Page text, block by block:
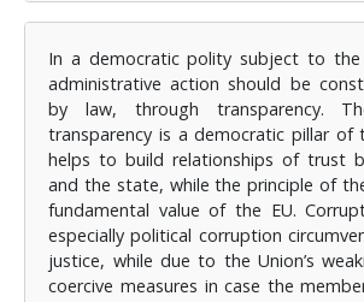
τελικά στον εκφυλισμό του ίδιου
συστήματος. Η πολιτική διαφθορά
αποτυπώνεται στη λεγόμενη
ισχυρών και συμβαδίζει με
«παρέκκλισης των ελίτ». Ο
είναι η διαφθορά, που τους παρέχει
νομιμοποίηση. Η αθέμιτη άσκηση
μία διαδικασία που είχε
νεοσύστατο ελληνικό κράτος και
σήμερα. Αντίστοιχα, η άσκηση
In a democratic polity subject to
administrative action should be
by law, through transparency.
transparency is a democratic pillar of
helps to build relationships of trust
and the state, while the principle of
fundamental value of the EU.
especially political corruption
justice, while due to the Union’s
coercive measures in case the